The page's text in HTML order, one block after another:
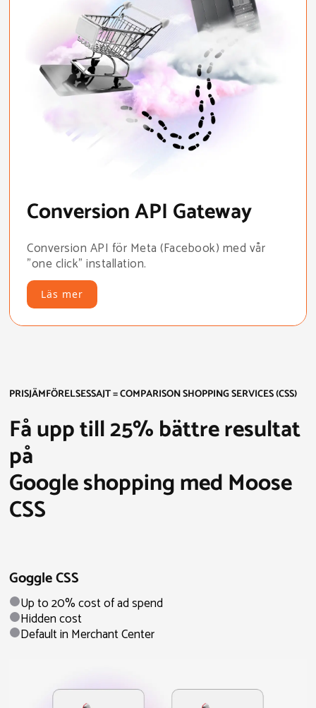
Conversion API Gateway
Conversion API för Meta (Facebook) med vår
"one click" installation.
Läs mer
PRISJÄMFÖRELSESSAJT = COMPARISON SHOPPING SERVICES (CSS)
Få upp till 25% bättre resultat
på
Google shopping med Moose
CSS
Goggle CSS
Up to 20% cost of ad spend
Hidden cost
Default in Merchant Center